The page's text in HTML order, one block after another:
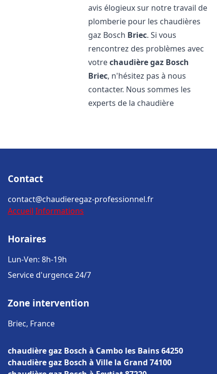
avis élogieux sur notre travail de
plomberie pour les chaudières
gaz Bosch Briec. Si vous
rencontrez des problèmes avec
votrechaudière gaz Bosch
Briec, n'hésitez pas à nous
contacter. Nous sommes les
experts de la chaudière
Contact
contact@chaudieregaz-professionnel.fr
Accueil Informations
Horaires
Lun-Ven: 8h-19h
Service d'urgence 24/7
Zone intervention
Briec, France
chaudière gaz Bosch à Cambo les Bains 64250
chaudière gaz Bosch à Ville la Grand 74100